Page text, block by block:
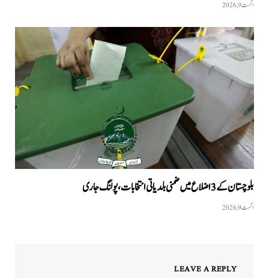
اگست 9, 2026
بلوچستان کے 3 اضلاع میں ضمنی بلدیاتی انتخابات، پولنگ جاری
اگست 9, 2026
LEAVE A REPLY